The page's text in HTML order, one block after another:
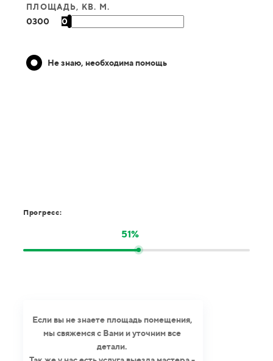
ПЛОЩАДЬ, КВ. М.
0300 0
Не знаю, необходима помощь
Прогресс:
51%
Если вы не знаете площадь помещения,
мы свяжемся с Вами и уточним все
детали.